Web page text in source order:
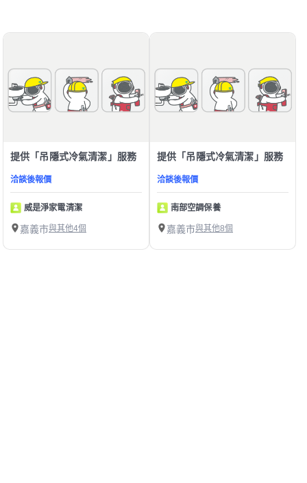
提供「吊隱式冷氣清潔」服務
洽談後報價
威是淨家電清潔
嘉義市與其他4個
提供「吊隱式冷氣清潔」服務
洽談後報價
南部空調保養
嘉義市與其他8個